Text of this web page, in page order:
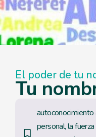
El poder de tu
Tu
personal,la